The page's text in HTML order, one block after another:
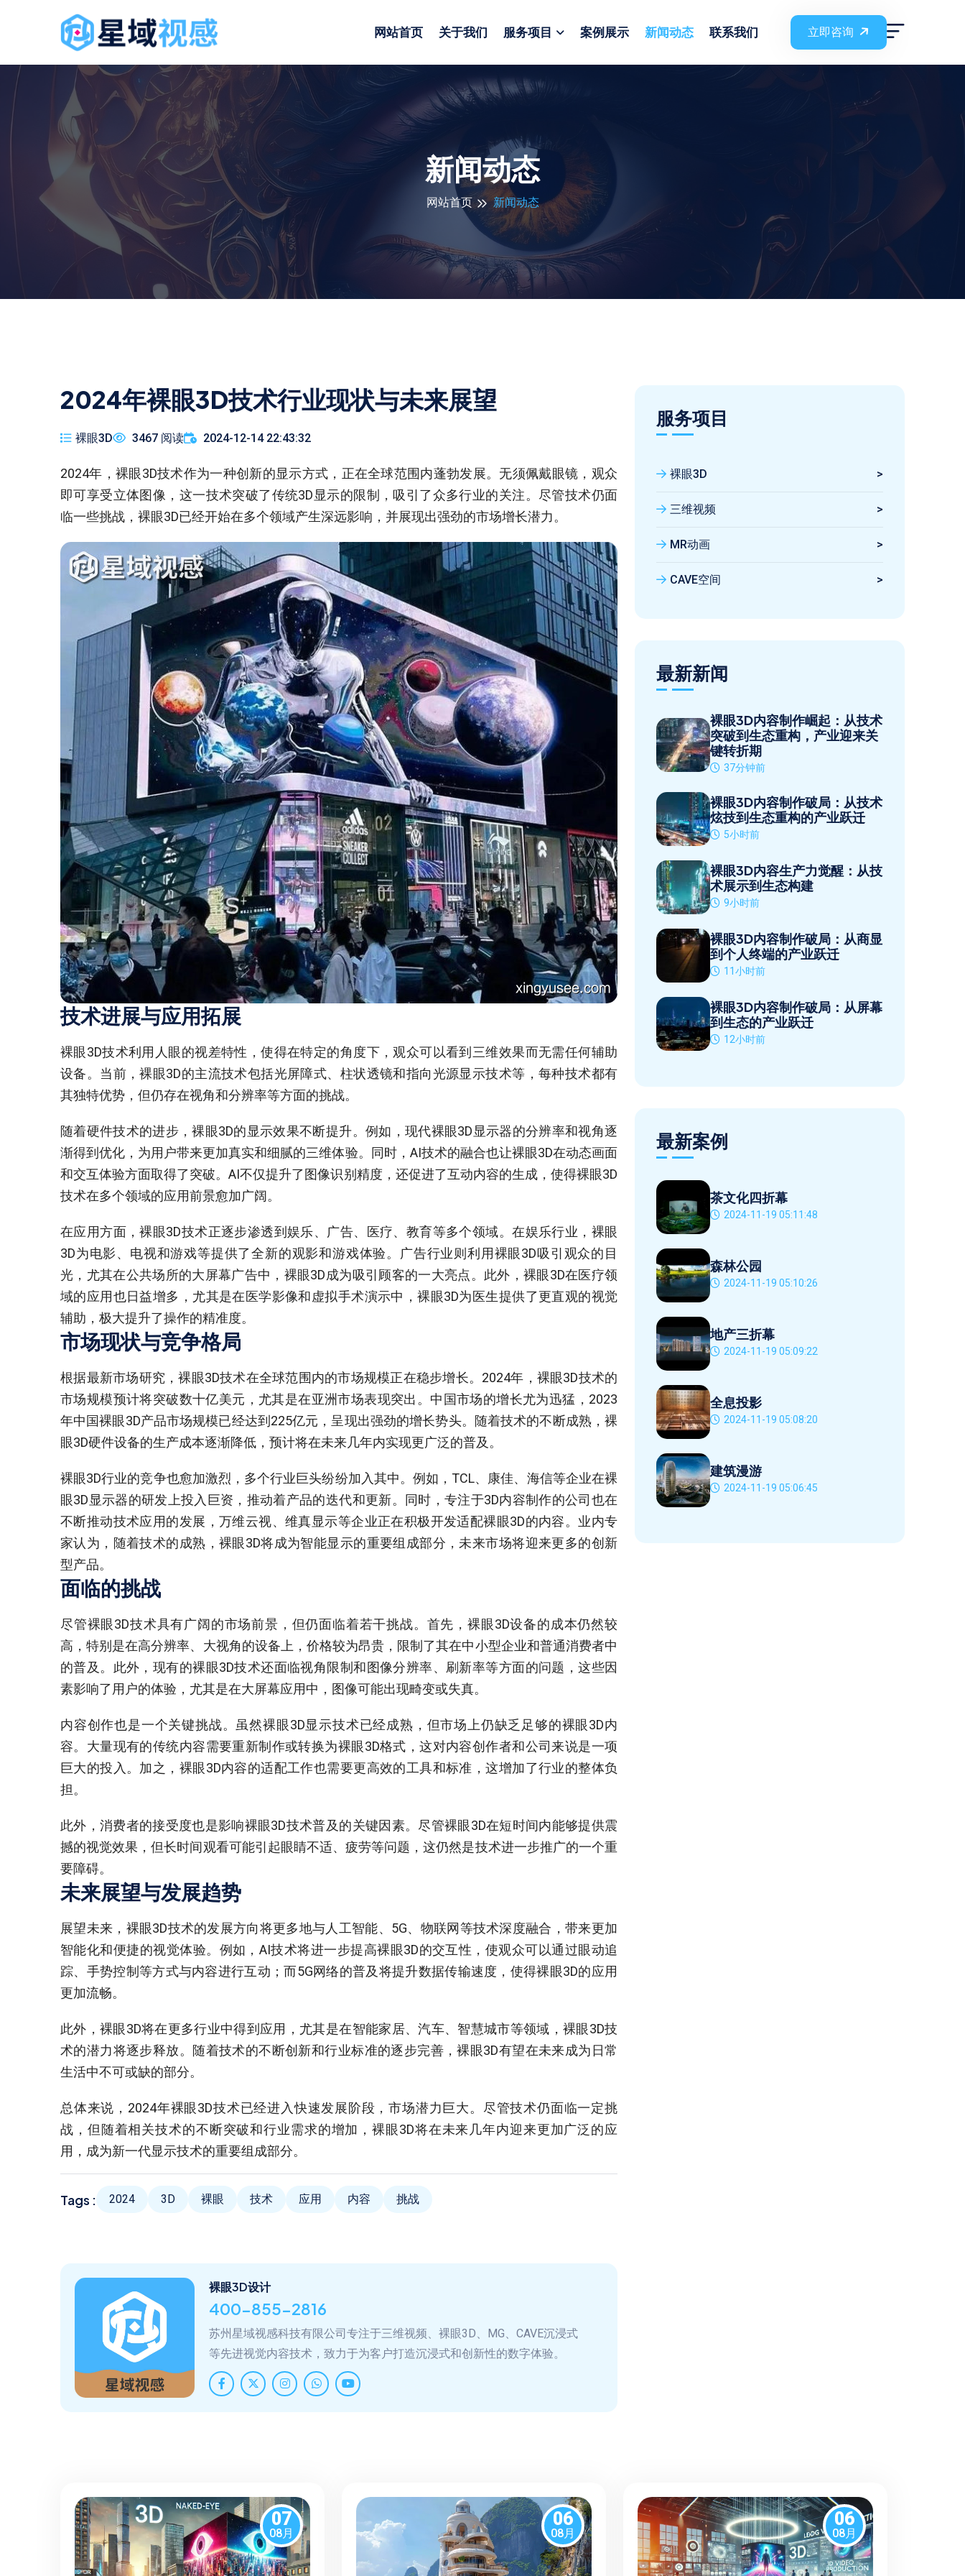
网站首页 关于我们 服务项目 案例展示 新闻动态 联系我们 立即咨询
新闻动态
网站首页 新闻动态
2024年裸眼3D技术行业现状与未来展望
裸眼3D 3467 阅读 2024-12-14 22:43:32
2024年，裸眼3D技术作为一种创新的显示方式，正在全球范围内蓬勃发展。无须佩戴眼镜，观众
即可享受立体图像，这一技术突破了传统3D显示的限制，吸引了众多行业的关注。尽管技术仍面
临一些挑战，裸眼3D已经开始在多个领域产生深远影响，并展现出强劲的市场增长潜力。
技术进展与应用拓展
裸眼3D技术利用人眼的视差特性，使得在特定的角度下，观众可以看到三维效果而无需任何辅助
设备。当前，裸眼3D的主流技术包括光屏障式、柱状透镜和指向光源显示技术等，每种技术都有
其独特优势，但仍存在视角和分辨率等方面的挑战。
随着硬件技术的进步，裸眼3D的显示效果不断提升。例如，现代裸眼3D显示器的分辨率和视角逐
渐得到优化，为用户带来更加真实和细腻的三维体验。同时，AI技术的融合也让裸眼3D在动态画面
和交互体验方面取得了突破。AI不仅提升了图像识别精度，还促进了互动内容的生成，使得裸眼3D
技术在多个领域的应用前景愈加广阔。
在应用方面，裸眼3D技术正逐步渗透到娱乐、广告、医疗、教育等多个领域。在娱乐行业，裸眼
3D为电影、电视和游戏等提供了全新的观影和游戏体验。广告行业则利用裸眼3D吸引观众的目
光，尤其在公共场所的大屏幕广告中，裸眼3D成为吸引顾客的一大亮点。此外，裸眼3D在医疗领
域的应用也日益增多，尤其是在医学影像和虚拟手术演示中，裸眼3D为医生提供了更直观的视觉
辅助，极大提升了操作的精准度。
市场现状与竞争格局
根据最新市场研究，裸眼3D技术在全球范围内的市场规模正在稳步增长。2024年，裸眼3D技术的
市场规模预计将突破数十亿美元，尤其是在亚洲市场表现突出。中国市场的增长尤为迅猛，2023
年中国裸眼3D产品市场规模已经达到225亿元，呈现出强劲的增长势头。随着技术的不断成熟，裸
眼3D硬件设备的生产成本逐渐降低，预计将在未来几年内实现更广泛的普及。
裸眼3D行业的竞争也愈加激烈，多个行业巨头纷纷加入其中。例如，TCL、康佳、海信等企业在裸
眼3D显示器的研发上投入巨资，推动着产品的迭代和更新。同时，专注于3D内容制作的公司也在
不断推动技术应用的发展，万维云视、维真显示等企业正在积极开发适配裸眼3D的内容。业内专
家认为，随着技术的成熟，裸眼3D将成为智能显示的重要组成部分，未来市场将迎来更多的创新
型产品。
面临的挑战
尽管裸眼3D技术具有广阔的市场前景，但仍面临着若干挑战。首先，裸眼3D设备的成本仍然较
高，特别是在高分辨率、大视角的设备上，价格较为昂贵，限制了其在中小型企业和普通消费者中
的普及。此外，现有的裸眼3D技术还面临视角限制和图像分辨率、刷新率等方面的问题，这些因
素影响了用户的体验，尤其是在大屏幕应用中，图像可能出现畸变或失真。
内容创作也是一个关键挑战。虽然裸眼3D显示技术已经成熟，但市场上仍缺乏足够的裸眼3D内
容。大量现有的传统内容需要重新制作或转换为裸眼3D格式，这对内容创作者和公司来说是一项
巨大的投入。加之，裸眼3D内容的适配工作也需要更高效的工具和标准，这增加了行业的整体负
担。
此外，消费者的接受度也是影响裸眼3D技术普及的关键因素。尽管裸眼3D在短时间内能够提供震
撼的视觉效果，但长时间观看可能引起眼睛不适、疲劳等问题，这仍然是技术进一步推广的一个重
要障碍。
未来展望与发展趋势
展望未来，裸眼3D技术的发展方向将更多地与人工智能、5G、物联网等技术深度融合，带来更加
智能化和便捷的视觉体验。例如，AI技术将进一步提高裸眼3D的交互性，使观众可以通过眼动追
踪、手势控制等方式与内容进行互动；而5G网络的普及将提升数据传输速度，使得裸眼3D的应用
更加流畅。
此外，裸眼3D将在更多行业中得到应用，尤其是在智能家居、汽车、智慧城市等领域，裸眼3D技
术的潜力将逐步释放。随着技术的不断创新和行业标准的逐步完善，裸眼3D有望在未来成为日常
生活中不可或缺的部分。
总体来说，2024年裸眼3D技术已经进入快速发展阶段，市场潜力巨大。尽管技术仍面临一定挑
战，但随着相关技术的不断突破和行业需求的增加，裸眼3D将在未来几年内迎来更加广泛的应
用，成为新一代显示技术的重要组成部分。
Tags : 2024 3D 裸眼 技术 应用 内容 挑战
裸眼3D设计
400-855-2816
苏州星域视感科技有限公司专注于三维视频、裸眼3D、MG、CAVE沉浸式
等先进视觉内容技术，致力于为客户打造沉浸式和创新性的数字体验。
服务项目
裸眼3D >
三维视频 >
MR动画 >
CAVE空间 >
最新新闻
裸眼3D内容制作崛起：从技术
突破到生态重构，产业迎来关
键转折期
37分钟前
裸眼3D内容制作破局：从技术
炫技到生态重构的产业跃迁
5小时前
裸眼3D内容生产力觉醒：从技
术展示到生态构建
9小时前
裸眼3D内容制作破局：从商显
到个人终端的产业跃迁
11小时前
裸眼3D内容制作破局：从屏幕
到生态的产业跃迁
12小时前
最新案例
茶文化四折幕
2024-11-19 05:11:48
森林公园
2024-11-19 05:10:26
地产三折幕
2024-11-19 05:09:22
全息投影
2024-11-19 05:08:20
建筑漫游
2024-11-19 05:06:45
07
08月
06
08月
06
08月